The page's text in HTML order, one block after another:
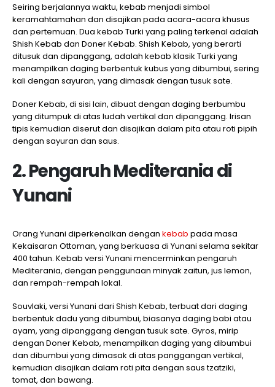
Seiring berjalannya waktu, kebab menjadi simbol
keramahtamahan dan disajikan pada acara-acara khusus
dan pertemuan. Dua kebab Turki yang paling terkenal adalah
Shish Kebab dan Doner Kebab. Shish Kebab, yang berarti
ditusuk dan dipanggang, adalah kebab klasik Turki yang
menampilkan daging berbentuk kubus yang dibumbui, sering
kali dengan sayuran, yang dimasak dengan tusuk sate.
Doner Kebab, di sisi lain, dibuat dengan daging berbumbu
yang ditumpuk di atas ludah vertikal dan dipanggang. Irisan
tipis kemudian diserut dan disajikan dalam pita atau roti pipih
dengan sayuran dan saus.
2. Pengaruh Mediterania di
Yunani
Orang Yunani diperkenalkan dengan kebab pada masa
Kekaisaran Ottoman, yang berkuasa di Yunani selama sekitar
400 tahun. Kebab versi Yunani mencerminkan pengaruh
Mediterania, dengan penggunaan minyak zaitun, jus lemon,
dan rempah-rempah lokal.
Souvlaki, versi Yunani dari Shish Kebab, terbuat dari daging
berbentuk dadu yang dibumbui, biasanya daging babi atau
ayam, yang dipanggang dengan tusuk sate. Gyros, mirip
dengan Doner Kebab, menampilkan daging yang dibumbui
dan dibumbui yang dimasak di atas panggangan vertikal,
kemudian disajikan dalam roti pita dengan saus tzatziki,
tomat, dan bawang.